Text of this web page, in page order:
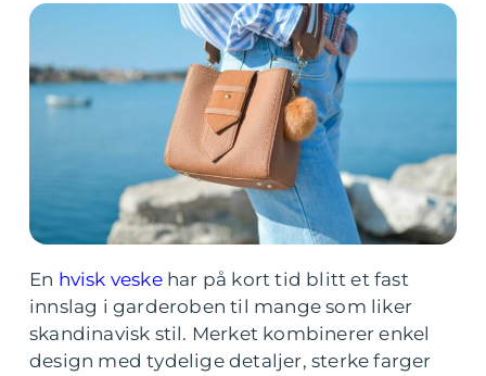
En hvisk veskehar på kort tid blitt et fast
innslag i garderoben til mange som liker
skandinavisk stil. Merket kombinerer enkel
design med tydelige detaljer, sterke farger